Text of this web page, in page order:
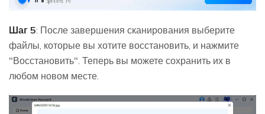
Шаг 5: После завершения сканирования выберите
файлы, которые вы хотите восстановить, и нажмите
"Восстановить". Теперь вы можете сохранить их в
любом новом месте.